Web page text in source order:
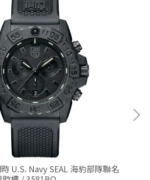
U.S. Navy SEAL 海豹部隊聯名